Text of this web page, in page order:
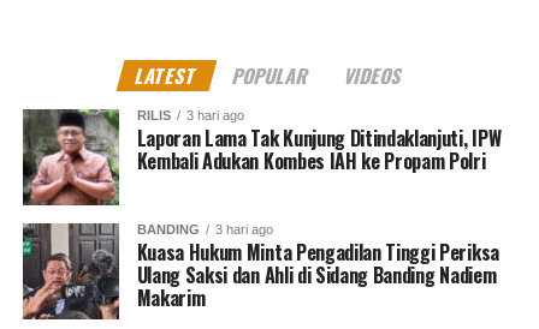
mengingat Gaza dan Tepi Barat terpisah jauh. Hal ini
terungkap Dalam “The Trump peace plan” yang
menyatakan _“Transportation links would allow
efficient movement between Gaza and the West Bank, as
well as throughout a future Palestine. The plan does not
call for uprooting any Israelis or Palestinians from their
homes”._
LATEST POPULAR VIDEOS
RILIS 3 hari ago
Laporan Lama Tak Kunjung Ditindaklanjuti, IPW
Kembali Adukan Kombes IAH ke Propam Polri
BANDING 3 hari ago
Kuasa Hukum Minta Pengadilan Tinggi Periksa
Ulang Saksi dan Ahli di Sidang Banding Nadiem
Makarim